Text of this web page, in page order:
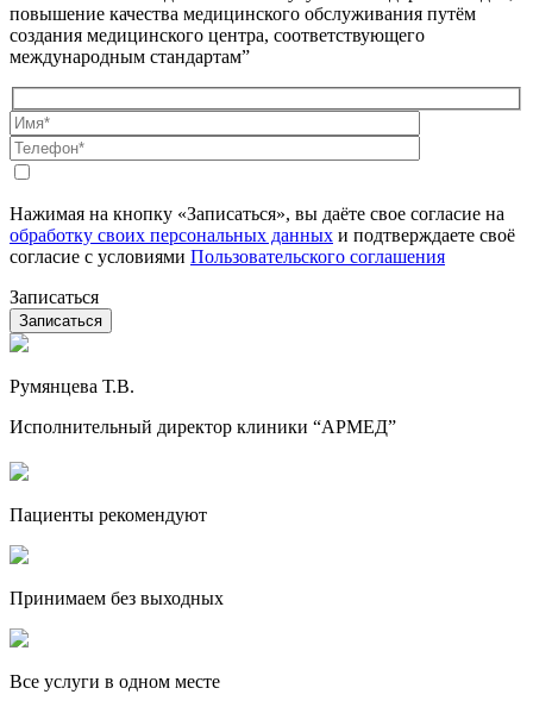
повышение качества медицинского обслуживания путём
создания медицинского центра, соответствующего
международным стандартам”
Нажимая на кнопку «Записаться», вы даёте свое согласие на
обработку своих персональных данных и подтверждаете своё
согласие с условиями Пользовательского соглашения
Записаться
Румянцева Т.В.
Исполнительный директор клиники “АРМЕД”
Пациенты рекомендуют
Принимаем без выходных
Все услуги в одном месте